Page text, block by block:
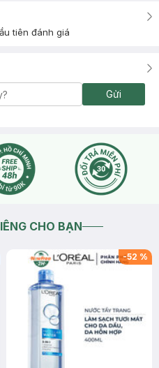
tiên đánh giá
Gửi
CHO BẠN
-52 %